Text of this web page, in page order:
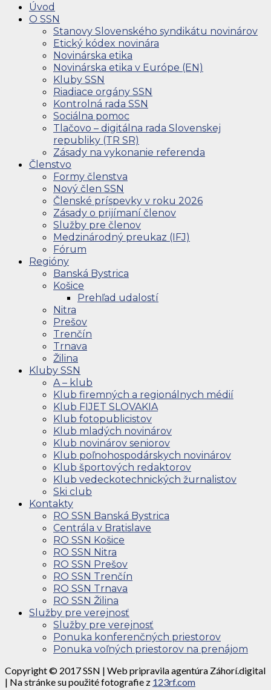
Úvod
O SSN
Stanovy Slovenského syndikátu novinárov
Etický kódex novinára
Novinárska etika
Novinárska etika v Európe (EN)
Kluby SSN
Riadiace orgány SSN
Kontrolná rada SSN
Sociálna pomoc
Tlačovo – digitálna rada Slovenskej
republiky (TR SR)
Zásady na vykonanie referenda
Členstvo
Formy členstva
Nový člen SSN
Členské príspevky v roku 2026
Zásady o prijímaní členov
Služby pre členov
Medzinárodný preukaz (IFJ)
Fórum
Regióny
Banská Bystrica
Košice
Prehľad udalostí
Nitra
Prešov
Trenčín
Trnava
Žilina
Kluby SSN
A – klub
Klub firemných a regionálnych médií
Klub FIJET SLOVAKIA
Klub fotopublicistov
Klub mladých novinárov
Klub novinárov seniorov
Klub poľnohospodárskych novinárov
Klub športových redaktorov
Klub vedeckotechnických žurnalistov
Ski club
Kontakty
RO SSN Banská Bystrica
Centrála v Bratislave
RO SSN Košice
RO SSN Nitra
RO SSN Prešov
RO SSN Trenčín
RO SSN Trnava
RO SSN Žilina
Služby pre verejnosť
Služby pre verejnosť
Ponuka konferenčných priestorov
Ponuka voľných priestorov na prenájom
Copyright © 2017 SSN | Web pripravila agentúra Záhorí.digital
| Na stránke su použité fotografie z 123rf.com